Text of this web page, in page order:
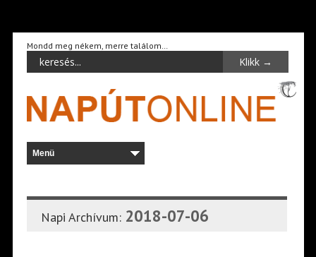
Mondd meg nékem, merre találom…
Napi Archívum: 2018-07-06